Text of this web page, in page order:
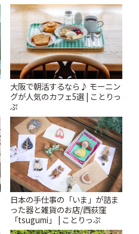
大阪で朝活するなら♪ モーニン
グが人気のカフェ5選 | ことりっ
ぷ
日本の手仕事の「いま」が詰ま
った器と雑貨のお店/西荻窪
「tsugumi」 | ことりっぷ